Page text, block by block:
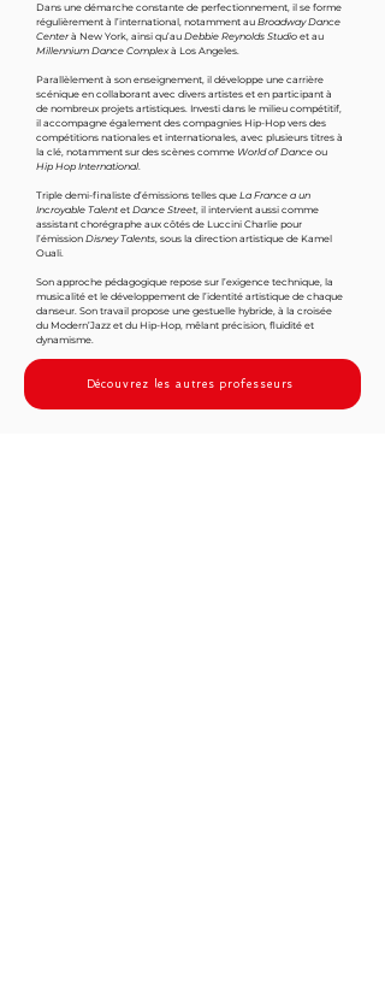
Dans une démarche constante de perfectionnement, il se forme
régulièrement à l’international, notamment au Broadway Dance
Center à New York, ainsi qu’au Debbie Reynolds Studio et au
Millennium Dance Complex à Los Angeles.
Parallèlement à son enseignement, il développe une carrière
scénique en collaborant avec divers artistes et en participant à
de nombreux projets artistiques. Investi dans le milieu compétitif,
il accompagne également des compagnies Hip-Hop vers des
compétitions nationales et internationales, avec plusieurs titres à
la clé, notamment sur des scènes comme World of Dance ou
Hip Hop International.
Triple demi-finaliste d’émissions telles que La France a un
Incroyable Talent et Dance Street, il intervient aussi comme
assistant chorégraphe aux côtés de Luccini Charlie pour
l’émission Disney Talents, sous la direction artistique de Kamel
Ouali.
Son approche pédagogique repose sur l’exigence technique, la
musicalité et le développement de l’identité artistique de chaque
danseur. Son travail propose une gestuelle hybride, à la croisée
du Modern’Jazz et du Hip-Hop, mêlant précision, fluidité et
dynamisme.
Découvrez les autres professeurs